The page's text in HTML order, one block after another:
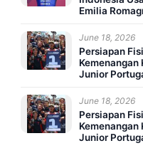
Emilia
June 18, 2026
Persiapan
Junior
June 18, 2026
Persiapan
Junior